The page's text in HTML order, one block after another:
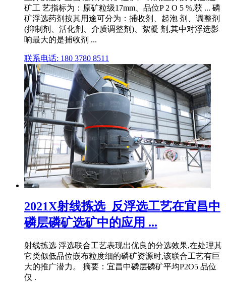
矿工 艺指标为：原矿粒级17mm、品位P 2 O 5 %,获 ... 磷
矿浮选药剂按其用途可分为：捕收剂、起泡 剂、调整剂
(抑制剂、活化剂、介质调整剂)、絮凝 剂,其中对浮选影
响最大的是捕收剂 ...
联系电话: 180 3780 8511
2021X射线拣选_反浮选工艺在宜昌中
磷层磷矿选矿中的应用 ...
射线拣选 浮选联合工艺表现出优良的分选效果,在处理其
它类似低品位嵌布粒度细的磷矿资源时,该联合工艺有巨
大的推广潜力。 摘要：宜昌中磷层磷矿平均P2O5 品位
仅 .